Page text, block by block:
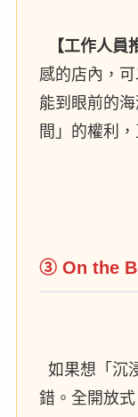
【工作人員
感的店內，
能到眼前的
間」的權利
③ On the
如果想「沉
錯。全開放